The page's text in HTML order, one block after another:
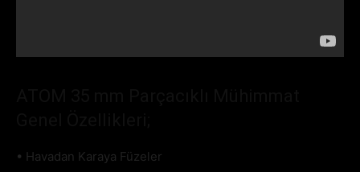
• Havadan Karaya Füzeler